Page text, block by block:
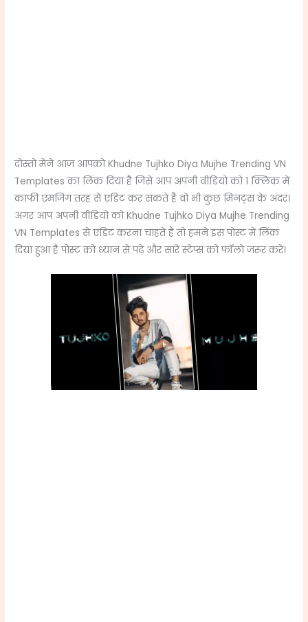
दोस्तो मेने आज आपको Khudne Tujhko Diya Mujhe Trending VN
Templates का लिंक दिया है जिसे आप अपनी वीडियो को 1 क्लिक में
काफी एमजिंग तरह से एडिट कर सकते है वो भी कुछ मिनट्स के अंदर।
अगर आप अपनी वीडियो को Khudne Tujhko Diya Mujhe Trending
VN Templates से एडिट करना चाहते है तो हमने इस पोस्ट में लिंक
दिया हुआ है पोस्ट को ध्यान से पढ़े और सारे स्टेप्स को फॉलो जरूर करे।